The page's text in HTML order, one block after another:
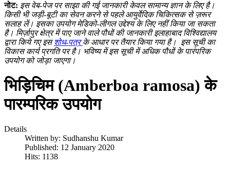
नोट: इस वेब-पेज पर साझा की गई जानकारी केवल सामान्य ज्ञान के लिए है।
किसी भी जड़ी-बूटी का सेवन करने से पहले आयुर्वेदिक चिकित्सक से ज़रूर
सलाह लें। इसका उपयोग मेडिको-लीगल उद्देश्य के लिए नहीं किया जा सकता
है। मिर्ज़ापुर क्षेत्र में पाए जाने वाले पौधों की जानकारी इलाहाबाद विश्विद्यालय
द्वारा किये गए इसशोध-पत्रके आधार पर तैयार किया गया है। इस सूची का
विकास कार्य प्रगति पर है। भविष्य में इस सूची में अधिक पौधों के पारंपरिक
उपयोग को जोड़ा जाएगा।
भिड़िचिम (Amberboa ramosa) के
पारम्परिक उपयोग
Details
Written by: Sudhanshu Kumar
Published: 12 January 2020
Hits: 1138